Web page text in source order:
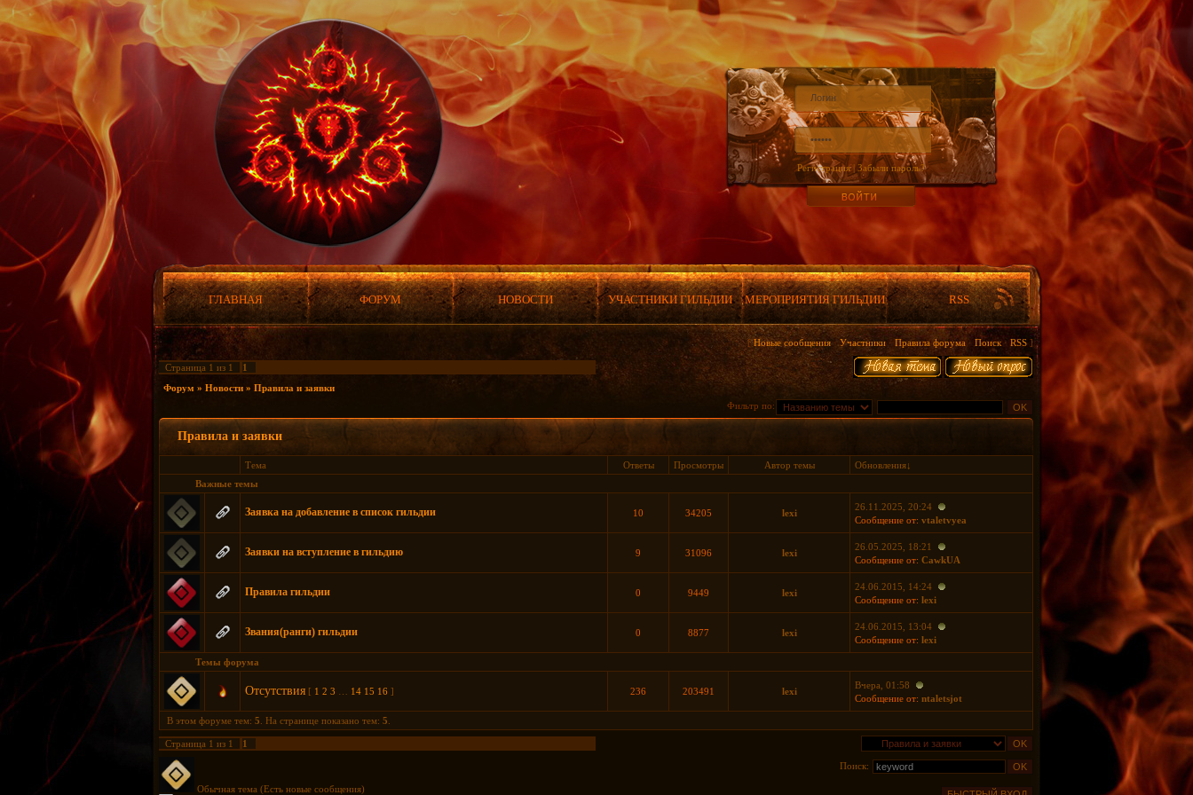
Регистрация|Забыли пароль?
ГЛАВНАЯ ФОРУМ НОВОСТИ УЧАСТНИКИ ГИЛЬДИИ МЕРОПРИЯТИЯ ГИЛЬДИИ RSS
[Новые сообщения·Участники · Правила форума· Поиск · RSS ]
Страница 1 из 1
1
Форум » Новости » Правила и заявки
Фильтр по:
Правила и заявки
Тема Ответы Просмотры Автор темы Обновления↓
Важные темы
Заявка на добавление в список гильдии 10 34205 lexi
26.11.2025, 20:24
Сообщение от: vtaletvyea
Заявки на вступление в гильдию 9 31096 lexi
26.05.2025, 18:21
Сообщение от: CawkUA
Правила гильдии 0 9449 lexi
24.06.2015, 14:24
Сообщение от: lexi
Звания(ранги) гильдии 0 8877 lexi
24.06.2015, 13:04
Сообщение от: lexi
Темы форума
Отсутствия [ 1 2 3 14 15 16 ] 236 203491 lexi
Вчера, 01:58
Сообщение от: ntaletsjot
В этом форуме тем: 5 . На странице показано тем: 5
Страница 1 из 1 1
Обычная тема (Есть новые сообщения)
Поиск: